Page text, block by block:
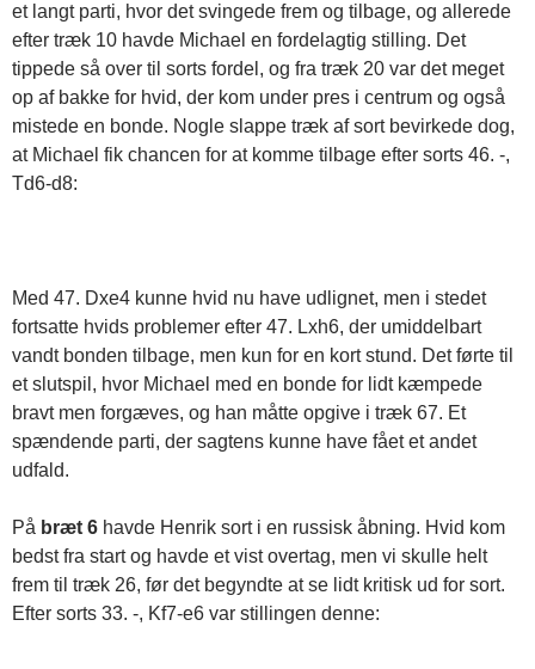
et langt parti, hvor det svingede frem og tilbage, og allerede
efter træk 10 havde Michael en fordelagtig stilling. Det
tippede så over til sorts fordel, og fra træk 20 var det meget
op af bakke for hvid, der kom under pres i centrum og også
mistede en bonde. Nogle slappe træk af sort bevirkede dog,
at Michael fik chancen for at komme tilbage efter sorts 46. -,
Td6-d8:
Med 47. Dxe4 kunne hvid nu have udlignet, men i stedet
fortsatte hvids problemer efter 47. Lxh6, der umiddelbart
vandt bonden tilbage, men kun for en kort stund. Det førte til
et slutspil, hvor Michael med en bonde for lidt kæmpede
bravt men forgæves, og han måtte opgive i træk 67. Et
spændende parti, der sagtens kunne have fået et andet
udfald.
På bræt 6 havde Henrik sort i en russisk åbning. Hvid kom
bedst fra start og havde et vist overtag, men vi skulle helt
frem til træk 26, før det begyndte at se lidt kritisk ud for sort.
Efter sorts 33. -, Kf7-e6 var stillingen denne: